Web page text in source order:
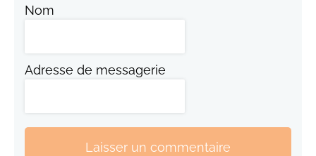
Nom
Adresse de messagerie
Laisser un commentaire